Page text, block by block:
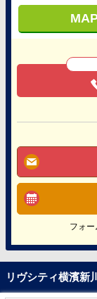
フォー
リヴシティ横濱新